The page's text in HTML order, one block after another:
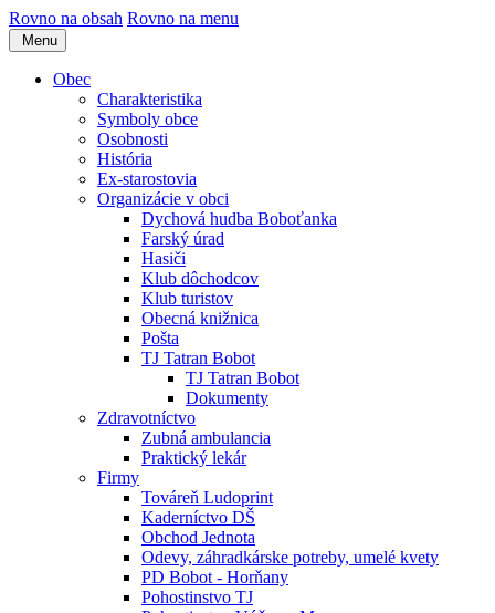
Rovno na obsah Rovno na menu
Menu
Obec
Charakteristika
Symboly obce
Osobnosti
História
Ex-starostovia
Organizácie v obci
Dychová hudba Boboťanka
Farský úrad
Hasiči
Klub dôchodcov
Klub turistov
Obecná knižnica
Pošta
TJ Tatran Bobot
TJ Tatran Bobot
Dokumenty
Zdravotníctvo
Zubná ambulancia
Praktický lekár
Firmy
Továreň Ludoprint
Kaderníctvo DŠ
Obchod Jednota
Odevy, záhradkárske potreby, umelé kvety
PD Bobot - Horňany
Pohostinstvo TJ